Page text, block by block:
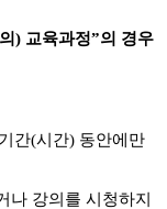
) 교육과정”의 경우
간(시간) 동안에만
나 강의를 시청하지